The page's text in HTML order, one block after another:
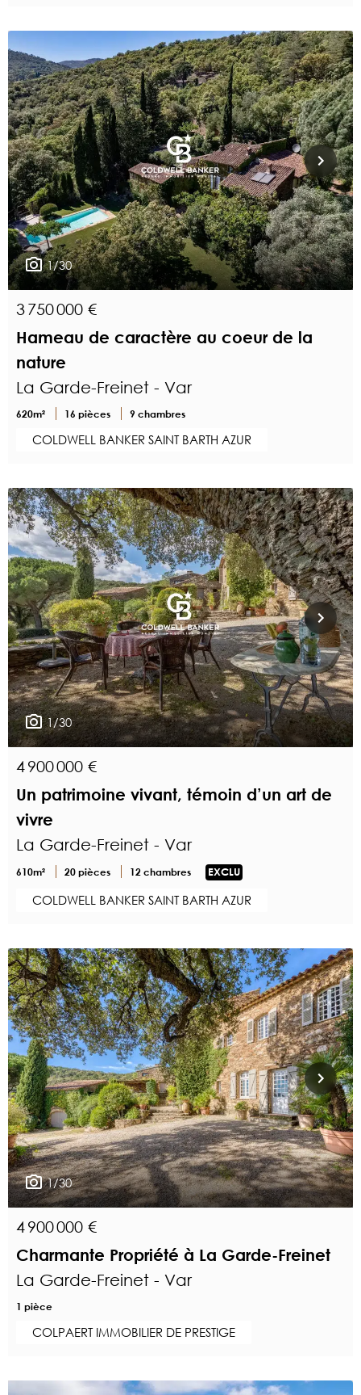
1/30
3 750 000 €
Hameau de caractère au coeur de la
nature
La Garde-Freinet - Var
620m² 16 pièces 9 chambres
COLDWELL BANKER SAINT BARTH AZUR
1/30
4 900 000 €
Un patrimoine vivant, témoin d’un art de
vivre
La Garde-Freinet - Var
610m² 20 pièces 12 chambres EXCLU
COLDWELL BANKER SAINT BARTH AZUR
1/30
4 900 000 €
Charmante Propriété à La Garde-Freinet
La Garde-Freinet - Var
1 pièce
COLPAERT IMMOBILIER DE PRESTIGE